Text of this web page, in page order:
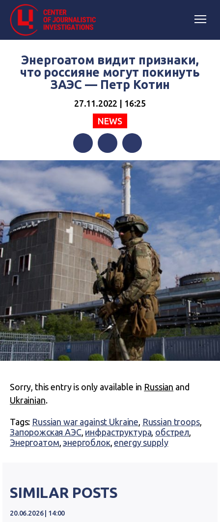
Энергоатом видит признаки,
что россияне могут покинуть
ЗАЭС — Петр Котин
27.11.2022 | 16:25
NEWS
FacebookTwitterTelegram
Sorry, this entry is only available in Russian and
Ukrainian.
Tags: Russian war against Ukraine, Russian troops,
Запорожская АЭС, инфраструктура, обстрел,
Энергоатом,энергоблок,energy supply
SIMILAR POSTS
20.06.2026 | 14:00